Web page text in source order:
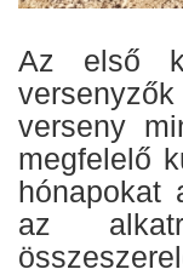
Az első
verseny
megfelelő
hónapokat
az